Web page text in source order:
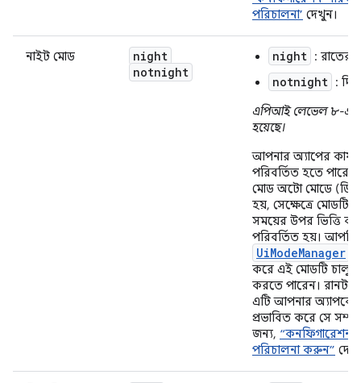
পরিচালনা’ দেখুন।
নাইট মোড
night
notnight
night : রাতের
notnight :
এপিআই লেভেল ৮-এ
হয়েছে।
আপনার অ্যাপের
পরিবর্তিত হতে পারে,
মোড অটো মোডে
হয়, সেক্ষেত্রে মোডটি
সময়ের উপর ভিত্তি
পরিবর্তিত হয়। আপনি
UiModeManager
করে এই মোডটি চালু
করতে পারেন।
এটি আপনার অ্যাপকে
প্রভাবিত করে সে
জন্য, “কনফিগারেশন
পরিচালনা করুন”